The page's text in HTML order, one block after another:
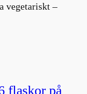
vegetariskt –
flaskor på